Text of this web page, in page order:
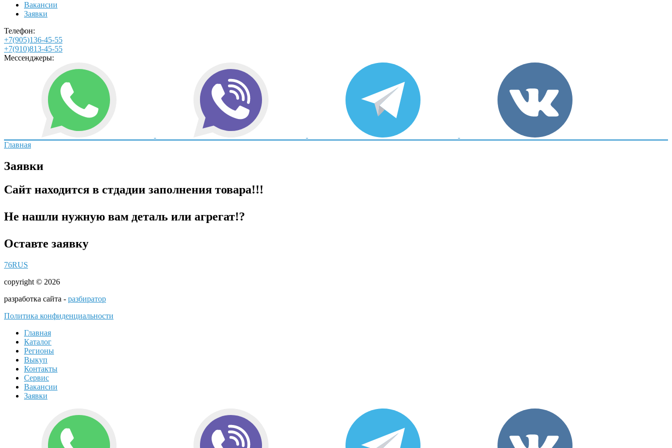
Вакансии
Заявки
Телефон:
+7(905)136-45-55
+7(910)813-45-55
Мессенджеры:
Главная
Заявки
Сайт находится в стдадии заполнения товара!!!
Не нашли нужную вам деталь или агрегат!?
Оставте заявку
76RUS
copyright © 2026
разработка сайта - разбиратор
Политика конфиденциальности
Главная
Каталог
Регионы
Выкуп
Контакты
Сервис
Вакансии
Заявки